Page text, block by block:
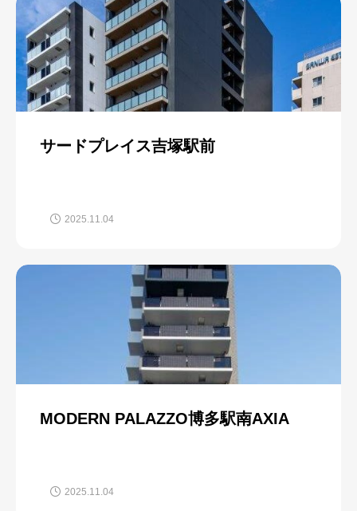
サードプレイス吉塚駅前
2025.11.04
MODERN PALAZZO博多駅南AXIA
2025.11.04